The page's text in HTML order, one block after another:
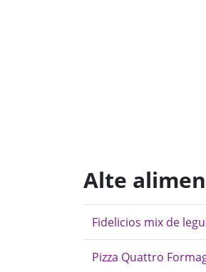
Alte
Fidelicios mix de
Pizza Quattro